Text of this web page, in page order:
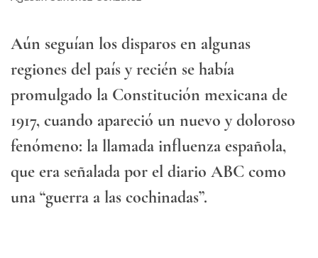
Aún seguían los disparos en algunas
regiones del país y recién se había
promulgado la Constitución mexicana de
1917, cuando apareció un nuevo y doloroso
fenómeno: la llamada influenza española,
que era señalada por el diario ABC como
una “guerra a las cochinadas”.